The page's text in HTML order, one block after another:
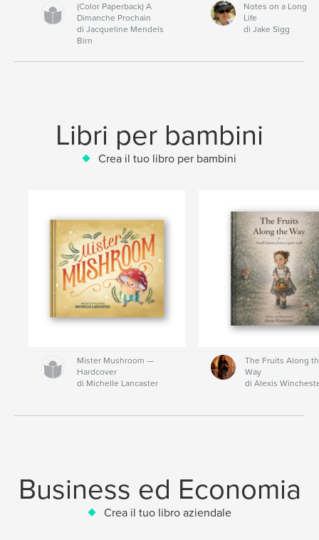
(Color Paperback) A
Dimanche Prochain
di Jacqueline Mendels
Birn
Notes on a Long
Life
di Jake Sigg
Libri per bambini
Crea il tuo libro per bambini
Mister Mushroom —
Hardcover
di Michelle Lancaster
The Fruits Along
Way
di Alexis
Business ed Economia
Crea il tuo libro aziendale